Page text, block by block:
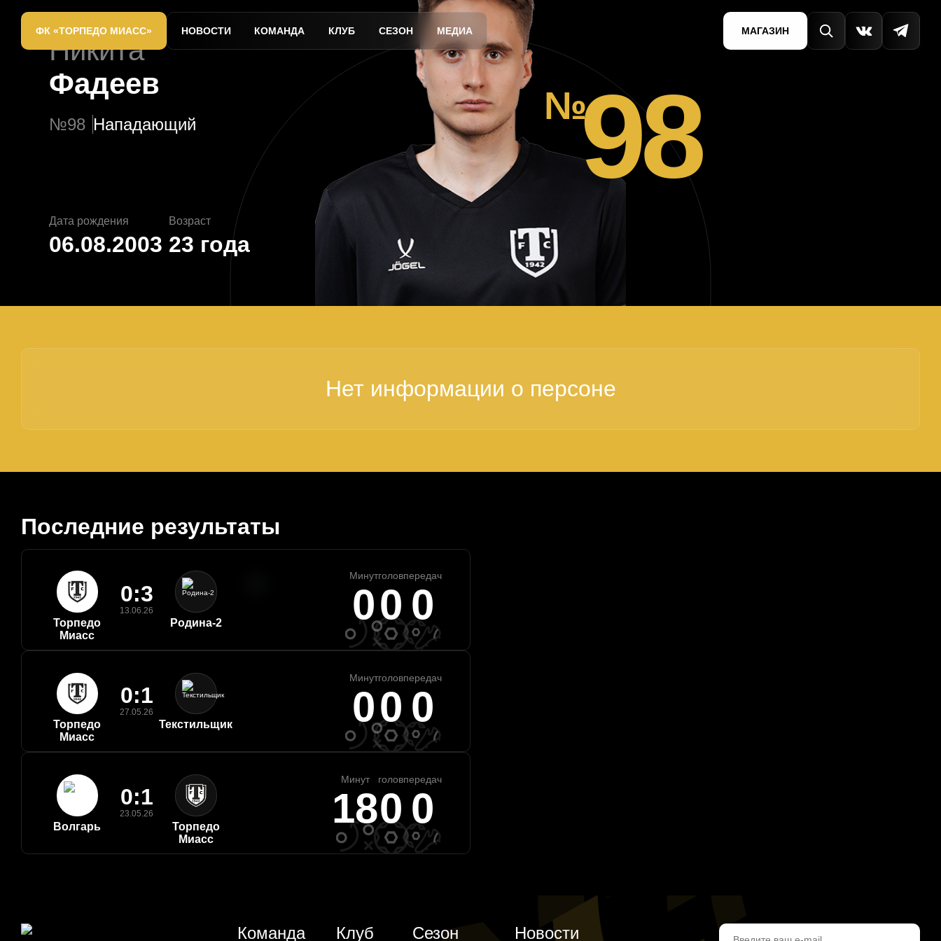
ФК «ТОРПЕДО МИАСС» НОВОСТИ КОМАНДА КЛУБ СЕЗОН МЕДИА МАГАЗИН
Никита
Фадеев
№98 Нападающий 98
Дата рождения
06.08.2003
Возраст
23 года
Последние результаты
Торпедо
Миасс
0:3
13.06.26
Родина-2
Минут
0
голов
0
передач
0
Торпедо
Миасс
0:1
27.05.26
Текстильщик
Минут
0
голов
0
передач
0
Волгарь
0:1
23.05.26
Торпедо
Миасс
Минут
18
голов
0
передач
0
Команда Клуб Сезон Новости